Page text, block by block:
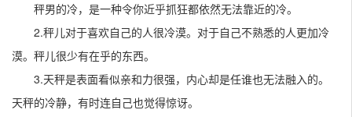
秤男的冷，是一种令你近乎抓狂都依然无法靠近的冷。
2.秤儿对于喜欢自己的人很冷漠。对于自己不熟悉的人更加冷
漠。秤儿很少有在乎的东西。
3.天秤是表面看似亲和力很强，内心却是任谁也无法融入的。
天秤的冷静，有时连自己也觉得惊讶。